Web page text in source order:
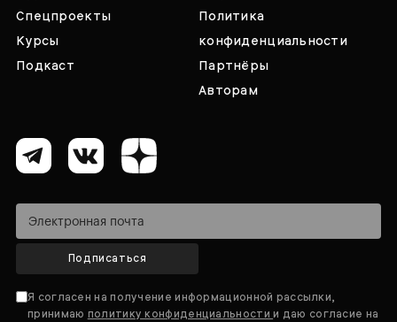
Спецпроекты
Курсы
Подкаст
Политика
конфиденциальности
Партнёры
Авторам
Подписаться
Я согласен на получение информационной рассылки,
принимаю политику конфиденциальностии даю согласие на